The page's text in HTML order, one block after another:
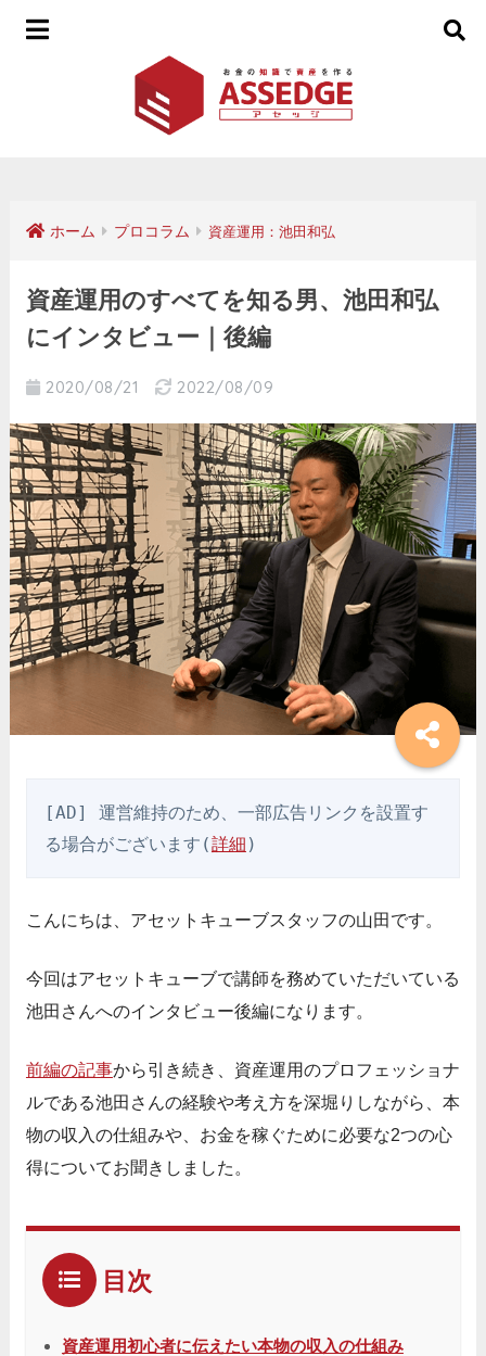
ホーム プロコラム 資産運用：池田和弘
資産運用のすべてを知る男、池田和弘
にインタビュー｜後編
2020/08/21 2022/08/09
[AD] 運営維持のため、一部広告リンクを設置す
る場合がございます(詳細 )
こんにちは、アセットキューブスタッフの山田です。
今回はアセットキューブで講師を務めていただいている
池田さんへのインタビュー後編になります。
前編の記事から引き続き、資産運用のプロフェッショナ
ルである池田さんの経験や考え方を深堀りしながら、本
物の収入の仕組みや、お金を稼ぐために必要な2つの心
得についてお聞きしました。
目次
資産運用初心者に伝えたい本物の収入の仕組み